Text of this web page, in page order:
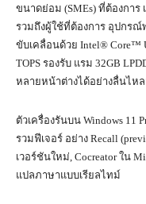
ขนาดย่อม (SMEs) ที่ต้องกา
รวมถึงผู้ใช้ที่ต้องการ อุปกร
ขับเคลื่อนด้วย Intel® Core™
TOPS รองรับ แรม 32GB
หลายหน้าต่างได้อย่างลื่นไหล
ตัวเครื่องรันบน Windows 11
รวมฟีเจอร์ อย่าง Recall
เวอร์ชันใหม่, Cocreator ใน
แปลภาษาแบบเรียลไทม์